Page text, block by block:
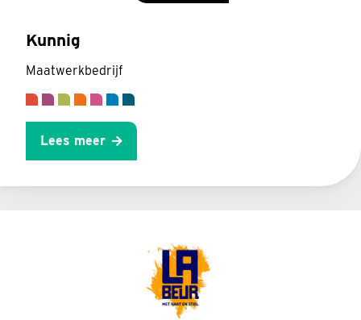
Kunnig
Maatwerkbedrijf
Lees meer